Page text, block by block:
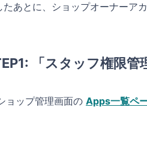
たあとに、ショップオーナーア
「スタッフ権限
ョップ管理画面の Apps一覧ペ